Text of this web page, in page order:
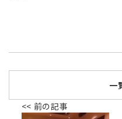
<< 前の記事
一